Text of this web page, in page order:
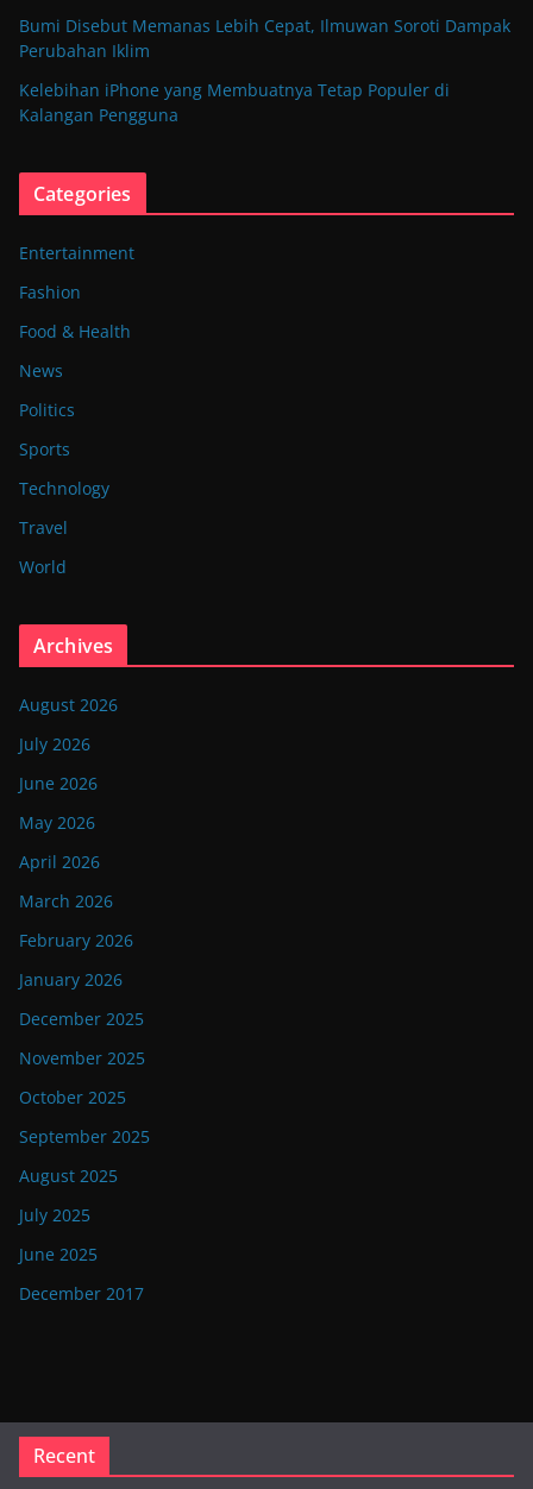
Bumi Disebut Memanas Lebih Cepat, Ilmuwan Soroti Dampak
Perubahan Iklim
Kelebihan iPhone yang Membuatnya Tetap Populer di
Kalangan Pengguna
Categories
Entertainment
Fashion
Food & Health
News
Politics
Sports
Technology
Travel
World
Archives
August 2026
July 2026
June 2026
May 2026
April 2026
March 2026
February 2026
January 2026
December 2025
November 2025
October 2025
September 2025
August 2025
July 2025
June 2025
December 2017
Recent